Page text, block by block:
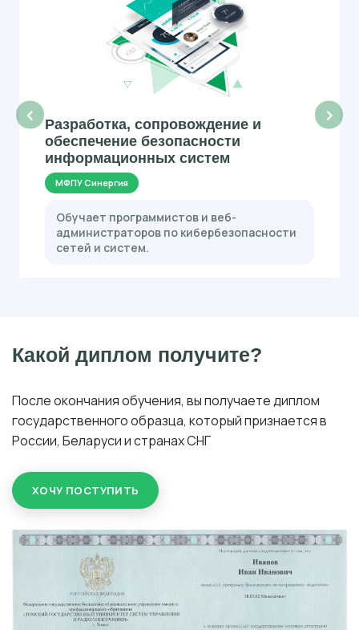
‹
Разработка, сопровождение и
обеспечение безопасности
информационных систем
МФПУ Синергия
Обучает программистов и веб-
администраторов по кибербезопасности
сетей и систем.
›
Какой диплом получите?
После окончания обучения, вы получаете диплом
государственного образца, который признается в
России, Беларуси и странах СНГ
ХОЧУ ПОСТУПИТЬ